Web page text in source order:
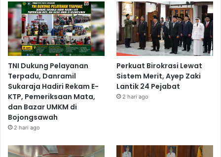
TNI Dukung Pelayanan
Terpadu, Danramil
Sukaraja Hadiri Rekam E-
KTP, Pemeriksaan Mata,
dan Bazar UMKM di
Bojongsawah
2 hari ago
Perkuat Birokrasi Lewat
Sistem Merit, Ayep Zaki
Lantik 24 Pejabat
2 hari ago